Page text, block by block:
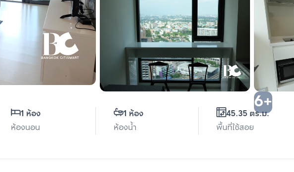
6+
1 ห้อง
ห้องนอน
1 ห้อง
ห้องน้ำ
45.35 ตร.ม.
พื้นที่ใช้สอย